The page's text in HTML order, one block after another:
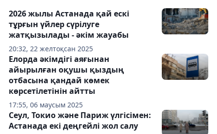
20:32, 22 желтоқсан 2025
2026 жылы Астанада қай ескі
тұрғын үйлер сүрілуге
жатқызылады - әкім жауабы
17:55, 06 маусым 2025
Елорда әкімдігі аяғынан
айырылған оқушы қыздың
отбасына қандай көмек
көрсетілетінін айтты
Сеул, Токио және Париж үлгісімен:
Астанада екі деңгейлі жол салу